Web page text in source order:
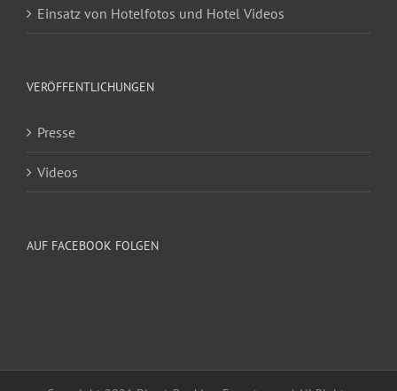
Einsatz von Hotelfotos und Hotel Videos
VERÖFFENTLICHUNGEN
Presse
Videos
AUF FACEBOOK FOLGEN